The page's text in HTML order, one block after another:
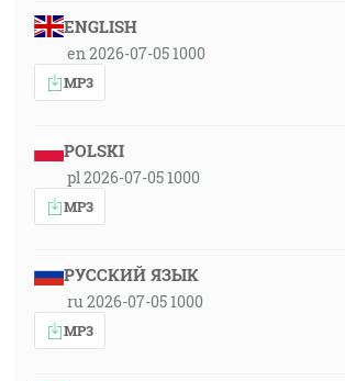
ENGLISH
en 2026-07-05 1000
MP3
POLSKI
pl 2026-07-05 1000
MP3
РУССКИЙ ЯЗЫК
ru 2026-07-05 1000
MP3